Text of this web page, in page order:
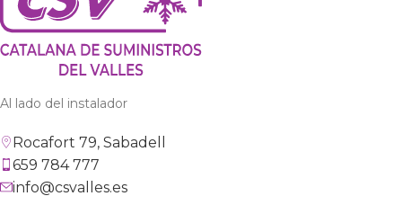
Al lado del instalador
Rocafort 79, Sabadell
659 784 777
info@csvalles.es